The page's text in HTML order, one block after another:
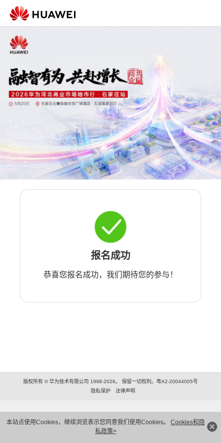
本站点使用Cookies，继续浏览表示您同意我们使用Cookies。 Cookies和隐
私政策>
报名成功
恭喜您报名成功，我们期待您的参与！
版权所有 © 华为技术有限公司 1998-2026。 保留一切权利。粤A2-20044005号
隐私保护
法律声明